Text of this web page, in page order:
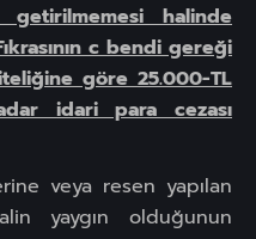
getirilmemesi halinde
c bendi gereği
göre 25.000-TL
idari para cezası
veya resen yapılan
yaygın olduğunun